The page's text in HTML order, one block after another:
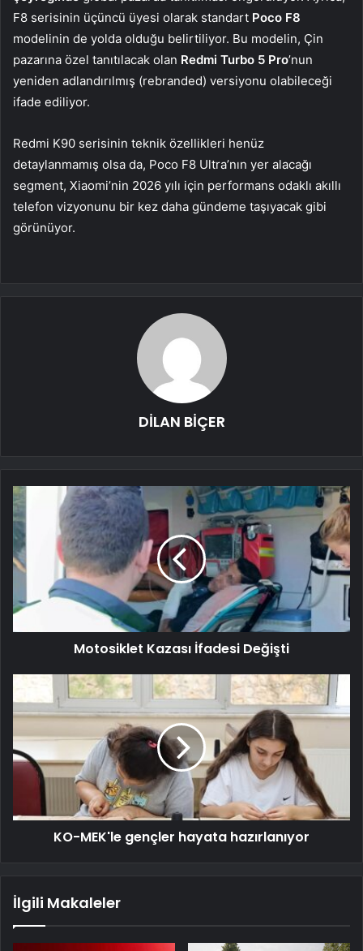
F8 serisinin üçüncü üyesi olarak standart Poco F8
modelinin de yolda olduğu belirtiliyor. Bu modelin, Çin
pazarına özel tanıtılacak olan Redmi Turbo 5 Pro’nun
yeniden adlandırılmış (rebranded) versiyonu olabileceği
ifade ediliyor.
Redmi K90 serisinin teknik özellikleri henüz
detaylanmamış olsa da, Poco F8 Ultra’nın yer alacağı
segment, Xiaomi’nin 2026 yılı için performans odaklı akıllı
telefon vizyonunu bir kez daha gündeme taşıyacak gibi
görünüyor.
DİLAN BİÇER
Motosiklet Kazası İfadesi Değişti
KO-MEK'le gençler hayata hazırlanıyor
İlgili Makaleler